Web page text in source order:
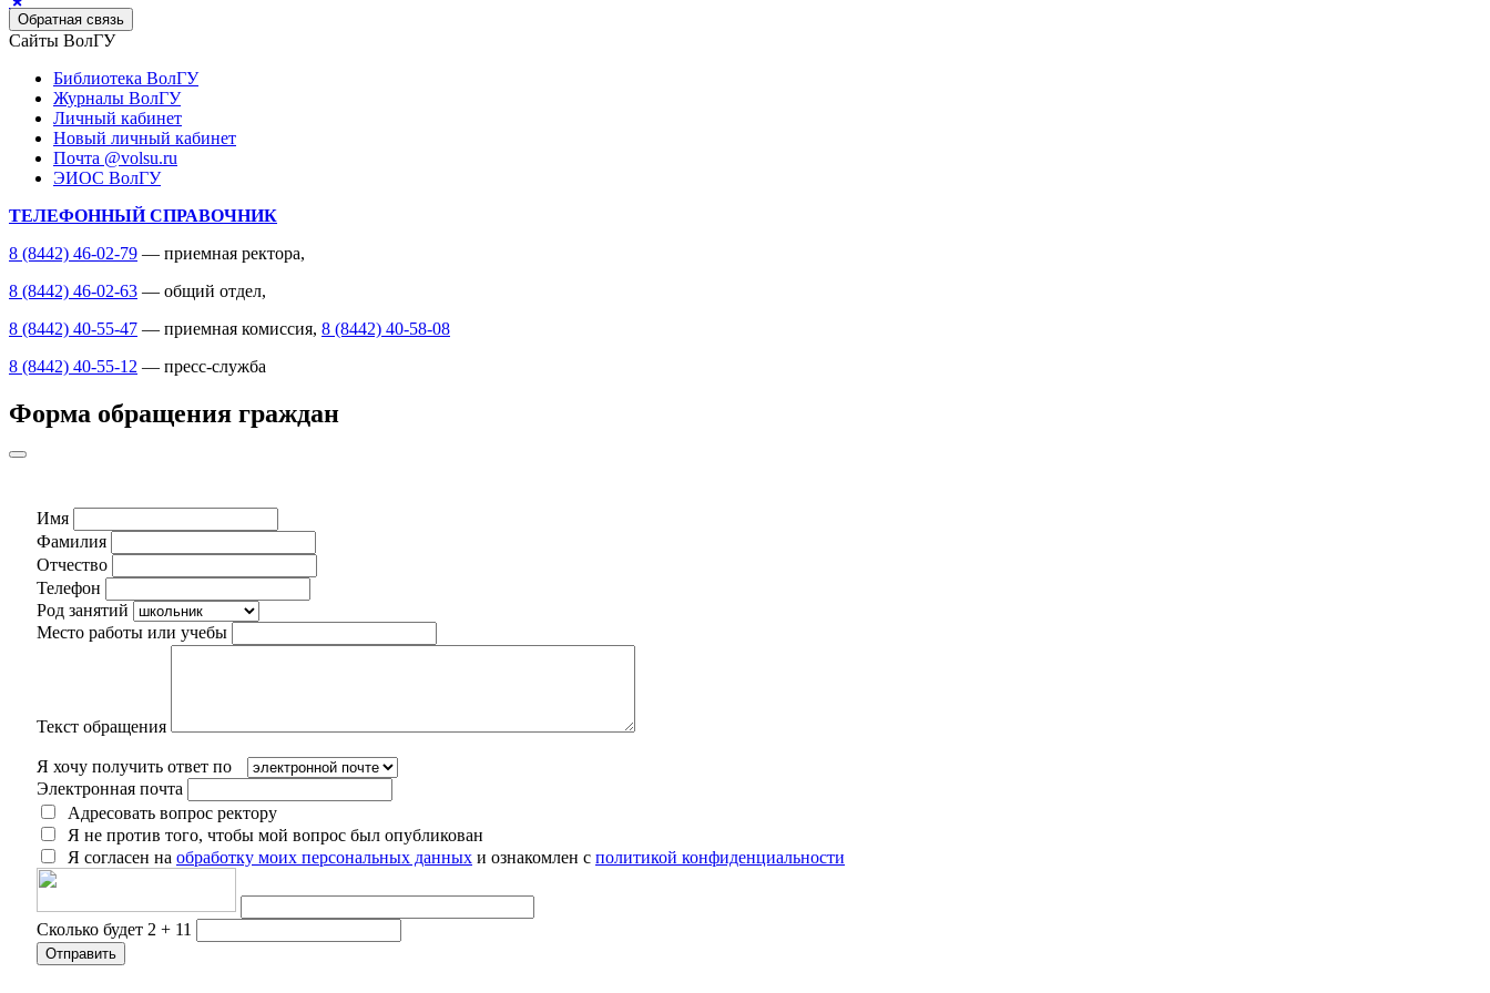
Обратная связь
Сайты ВолГУ
Библиотека ВолГУ
Журналы ВолГУ
Личный кабинет
Новый личный кабинет
Почта @volsu.ru
ЭИОС ВолГУ
ТЕЛЕФОННЫЙ СПРАВОЧНИК
8 (8442) 46-02-79 — приемная ректора,
8 (8442) 46-02-63 — общий отдел,
8 (8442) 40-55-47 — приемная комиссия, 8 (8442) 40-58-08
8 (8442) 40-55-12 — пресс-служба
Форма обращения граждан
Имя
Фамилия
Отчество
Телефон
Род занятий
Место работы или учебы
Текст обращения
Я хочу получить ответ по
Электронная почта
Адресовать вопрос ректору
Я не против того, чтобы мой вопрос был опубликован
Я согласен на обработку моих персональных данных и ознакомлен с политикой конфиденциальности
Сколько будет 2 + 11